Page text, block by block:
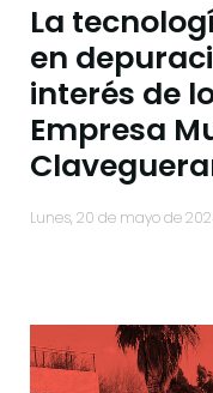
La
en
interés de
Empresa
lunes, 20 de mayo de